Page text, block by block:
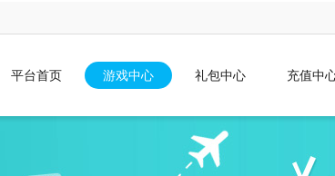
平台首页 游戏中心 礼包中心 充值中